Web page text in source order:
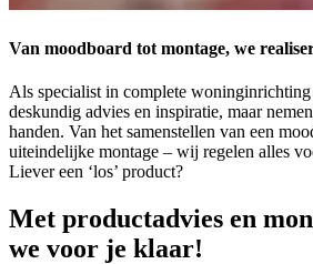
Van moodboard tot montage, we
Als specialist in complete
deskundig advies en inspiratie, maar
handen. Van het samenstellen van een
uiteindelijke montage – wij regelen alles
Liever een ‘los’ product?
Met productadvies en
we voor je klaar!